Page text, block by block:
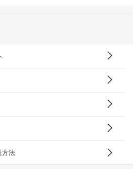
方法